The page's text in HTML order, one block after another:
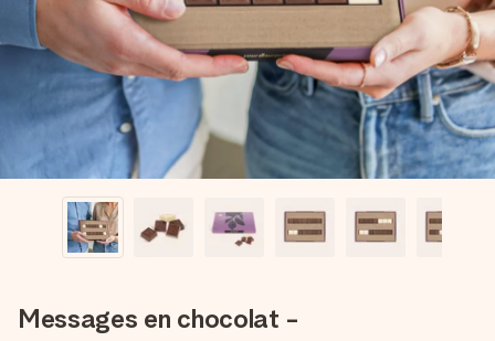
Créez quelque chose d’unique en quelques étapes – avec
son prénom, votre photo ou un message qui touche le cœur.
Sans complications, juste tout l’amour pour le moment idéal.
Messages en chocolat -